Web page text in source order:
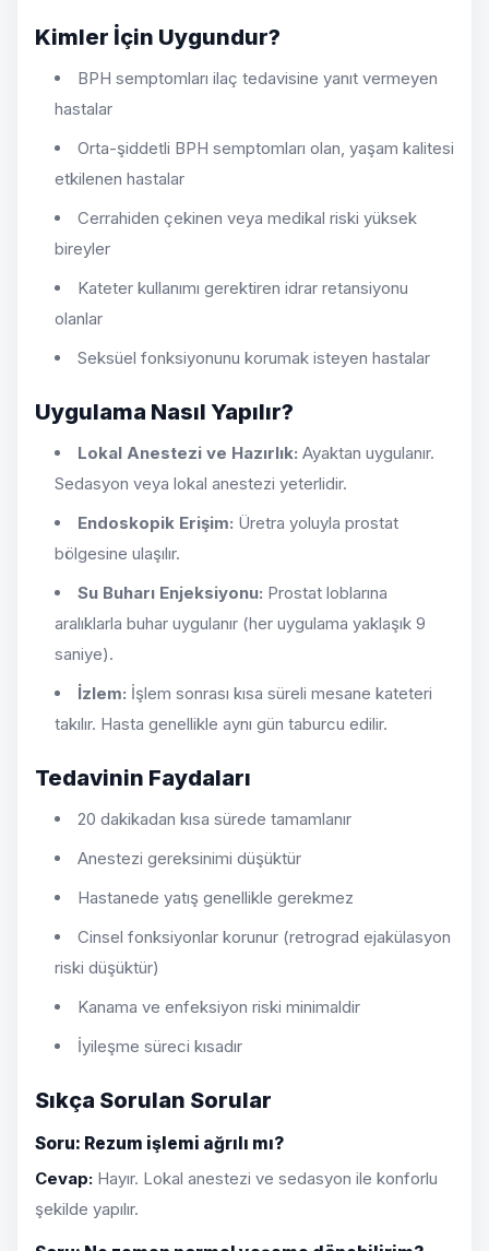
Kimler İçin Uygundur?
BPH semptomları ilaç tedavisine yanıt vermeyen
hastalar
Orta-şiddetli BPH semptomları olan, yaşam kalitesi
etkilenen hastalar
Cerrahiden çekinen veya medikal riski yüksek
bireyler
Kateter kullanımı gerektiren idrar retansiyonu
olanlar
Seksüel fonksiyonunu korumak isteyen hastalar
Uygulama Nasıl Yapılır?
Lokal Anestezi ve Hazırlık: Ayaktan uygulanır.
Sedasyon veya lokal anestezi yeterlidir.
Endoskopik Erişim: Üretra yoluyla prostat
bölgesine ulaşılır.
Su Buharı Enjeksiyonu: Prostat loblarına
aralıklarla buhar uygulanır (her uygulama yaklaşık 9
saniye).
İzlem: İşlem sonrası kısa süreli mesane kateteri
takılır. Hasta genellikle aynı gün taburcu edilir.
Tedavinin Faydaları
20 dakikadan kısa sürede tamamlanır
Anestezi gereksinimi düşüktür
Hastanede yatış genellikle gerekmez
Cinsel fonksiyonlar korunur (retrograd ejakülasyon
riski düşüktür)
Kanama ve enfeksiyon riski minimaldir
İyileşme süreci kısadır
Sıkça Sorulan Sorular
Soru: Rezum işlemi ağrılı mı?
Cevap: Hayır. Lokal anestezi ve sedasyon ile konforlu
şekilde yapılır.